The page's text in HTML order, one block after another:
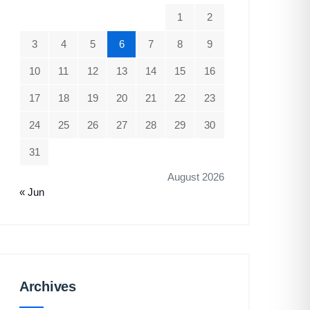
August 2026
1 2
3 4 5 6 7 8 9
10 11 12 13 14 15 16
17 18 19 20 21 22 23
24 25 26 27 28 29 30
31
« Jun
ArchivesArchives